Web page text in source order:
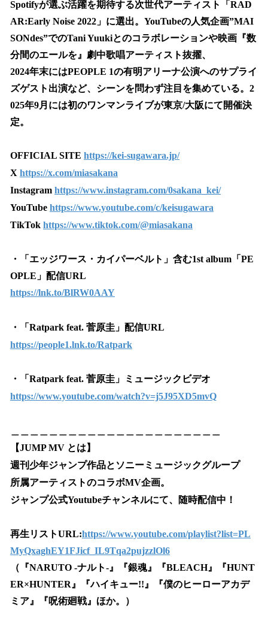
Spotifyが選ぶ活躍を期待する次世代アーティスト「RAD
AR:Early Noise 2022」に選出。YouTubeの人気企画”MAI
SONdes”でのTani Yuukiとのコラボレーションや映画『数
分間のエールを』劇中歌唱アーティスト抜擢、
2024年末にはPEOPLE 1の有明アリーナ公演へのサプライ
ズゲスト出演など、シーンを問わず注目を集めている。2
025年9月には初のワンマンライブが東京/大阪にて開催決
定。
OFFICIAL SITE https://kei-sugawara.jp/
X https://x.com/miasakana
Instagram https://www.instagram.com/0sakana_kei/
YouTube https://www.youtube.com/c/keisugawara
TikTok https://www.tiktok.com/@miasakana
・「エッジワース・カイパーベルト」含む1st album「PE
OPLE」配信URL
https://lnk.to/BlRW0AAY
・「Ratpark feat. 菅原圭」配信URL
https://people1.lnk.to/Ratpark
・「Ratpark feat. 菅原圭」ミュージックビデオ
https://www.youtube.com/watch?v=j5J95XD5mvQ
【JUMP MV とは】
週刊少年ジャンプ作品とソニーミュージックグループ
所属アーティストのコラボMV企画。
ジャンプ公式Youtubeチャンネルにて、随時配信中！
再生リストURL:https://www.youtube.com/playlist?list=PL
MyQxaghEY1FJicf_IL9Tqa2pujzzlOl6
（『NARUTO -ナルト-』『銀魂』『BLEACH』『HUNT
ER×HUNTER』『ハイキュー!!』『僕のヒーローアカデ
ミア』『呪術廻戦』ほか。）